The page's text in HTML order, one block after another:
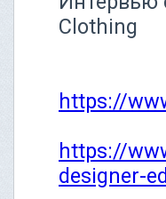
Clothing
https://
https://
designer-